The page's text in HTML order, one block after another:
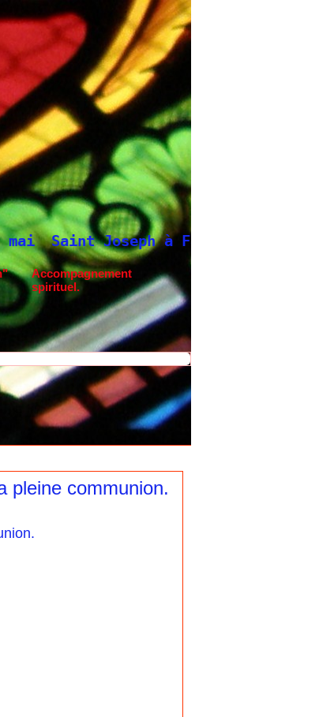
à Fatima. Neuvaine à Saint Joseph
Accompagnement
spirituel.
pleine communion.